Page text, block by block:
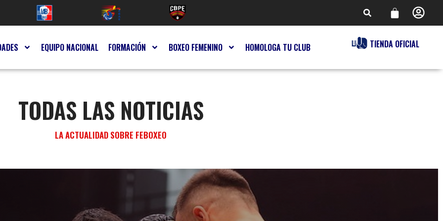
EQUIPO NACIONAL FORMACIÓN BOXEO FEMENINO HOMOLOGA TU CLUB TIENDA OFICIAL
TODAS LAS NOTICIAS
LA ACTUALIDAD SOBRE FEBOXEO